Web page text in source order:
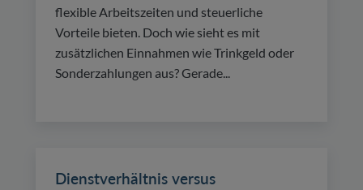
flexible Arbeitszeiten und steuerliche
Vorteile bieten. Doch wie sieht es mit
zusätzlichen Einnahmen wie Trinkgeld oder
Sonderzahlungen aus? Gerade...
Dienstverhältnis versus